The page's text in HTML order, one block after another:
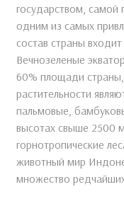
государством, самой
одним из самых
состав страны
Вечнозеленые
60% площади
растительности
пальмовые,
высотах свыше 2500
горнотропические
животный мир
множество